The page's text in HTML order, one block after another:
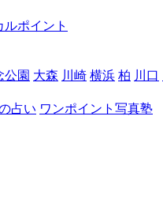
ルポイント
公園 大森 川崎 横浜 柏 川口
占い ワンポイント写真塾